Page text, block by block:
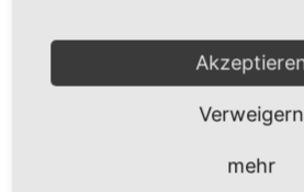
Dr. Karl Adamek
Augustastr. 32
Verweigern
mehr